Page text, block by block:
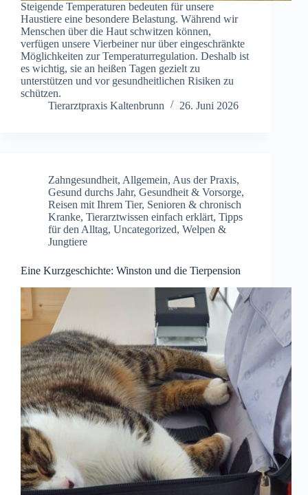
Steigende Temperaturen bedeuten für unsere
Haustiere eine besondere Belastung. Während wir
Menschen über die Haut schwitzen können,
verfügen unsere Vierbeiner nur über eingeschränkte
Möglichkeiten zur Temperaturregulation. Deshalb ist
es wichtig, sie an heißen Tagen gezielt zu
unterstützen und vor gesundheitlichen Risiken zu
schützen.
Tierarztpraxis Kaltenbrunn
26. Juni 2026
Zahngesundheit, Allgemein, Aus der Praxis,
Gesund durchs Jahr, Gesundheit & Vorsorge,
Reisen mit Ihrem Tier, Senioren & chronisch
Kranke, Tierarztwissen einfach erklärt, Tipps
für den Alltag, Uncategorized, Welpen &
Jungtiere
Eine Kurzgeschichte: Winston und die Tierpension